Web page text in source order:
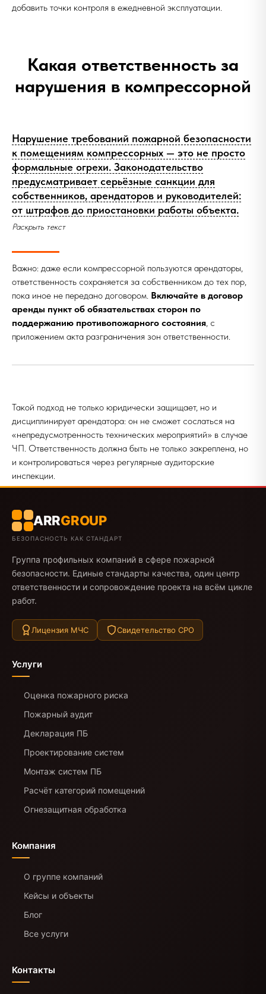
добавить точки контроля в ежедневной эксплуатации.
Какая ответственность за
нарушения в компрессорной
Нарушение требований пожарной безопасности
к помещениям компрессорных — это не просто
формальные огрехи. Законодательство
предусматривает серьёзные санкции для
собственников, арендаторов и руководителей:
от штрафов до приостановки работы объекта.
Раскрыть текст
Важно: даже если компрессорной пользуются арендаторы,
ответственность сохраняется за собственником до тех пор,
пока иное не передано договором. Включайте в договор
аренды пункт об обязательствах сторон по
поддержанию противопожарного состояния, с
приложением акта разграничения зон ответственности.
Такой подход не только юридически защищает, но и
дисциплинирует арендатора: он не сможет сослаться на
«непредусмотренность технических мероприятий» в случае
ЧП. Ответственность должна быть не только закреплена, но
и контролироваться через регулярные аудиторские
инспекции.
ARRGROUP
БЕЗОПАСНОСТЬ КАК СТАНДАРТ
Группа профильных компаний в сфере пожарной
безопасности. Единые стандарты качества, один центр
ответственности и сопровождение проекта на всём цикле
работ.
Лицензия МЧС Свидетельство СРО
Услуги
Оценка пожарного риска
Пожарный аудит
Декларация ПБ
Проектирование систем
Монтаж систем ПБ
Расчёт категорий помещений
Огнезащитная обработка
Компания
О группе компаний
Кейсы и объекты
Блог
Все услуги
Контакты